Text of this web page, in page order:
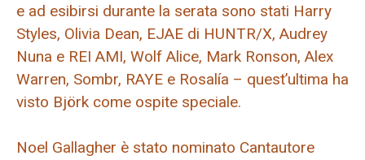
e ad esibirsi durante la serata sono stati Harry
Styles, Olivia Dean, EJAE di HUNTR/X, Audrey
Nuna e REI AMI, Wolf Alice, Mark Ronson, Alex
Warren, Sombr, RAYE e Rosalía – quest’ultima ha
visto Björk come ospite speciale.
Noel Gallagher è stato nominato Cantautore